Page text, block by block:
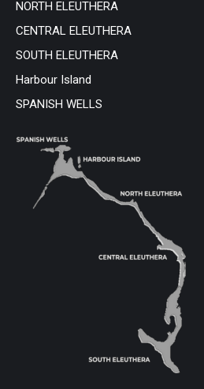
NORTH ELEUTHERA
CENTRAL ELEUTHERA
SOUTH ELEUTHERA
Harbour Island
SPANISH WELLS